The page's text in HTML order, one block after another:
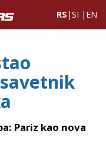
RS |SI | EN
Pariz kao nova